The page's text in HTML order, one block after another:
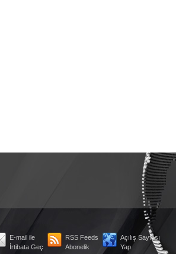
E-mail ile
İrtibata Geç
RSS Feeds
Abonelik
Açılış Sayfası
Yap